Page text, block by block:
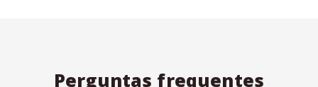
Perguntas frequentes